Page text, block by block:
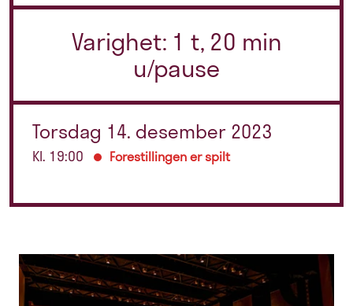
Varighet: 1 t, 20 min
u/pause
Torsdag 14. desember 2023
Kl. 19:00 Forestillingen er spilt